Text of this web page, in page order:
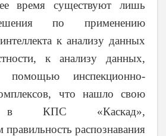
время существуют лишь
по применению
к анализу данных
к анализу данных,
помощью инспекционно-
что нашло свою
в КПС «Каскад»,
распознавания